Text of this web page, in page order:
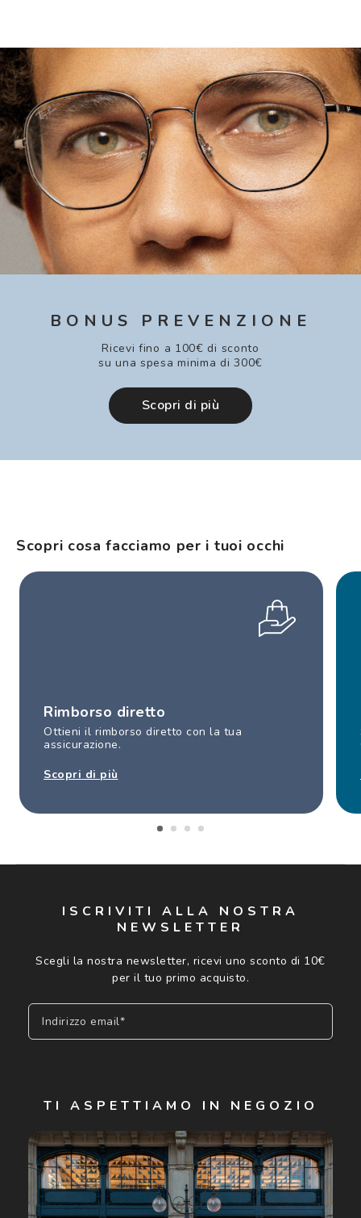
BONUS PREVENZIONE
Ricevi fino a 100€ di sconto
su una spesa minima di 300€
Scopri di più
Scopri cosa facciamo per i tuoi occhi
Rimborso diretto
Ottieni il rimborso diretto con la tua
assicurazione.
Scopri di più
ISCRIVITI ALLA NOSTRA
NEWSLETTER
Scegli la nostra newsletter, ricevi uno sconto di 10€
per il tuo primo acquisto.
Indirizzo email*
Cliccando su "Iscriviti", confermo di avere più di 16 anni e
acconsento all'utilizzo dei miei Dati Personali da parte di
Luxottica Group S.p.A. per l'invio di offerte speciali, novità
ed altre comunicazioni di carattere pubblicitario (consultare
Informativa sulla privacyper ulteriori informazioni).
TI ASPETTIAMO IN NEGOZIO